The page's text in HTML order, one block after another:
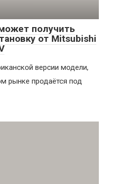
получить
от Mitsubishi
версии модели,
рынке продаётся под